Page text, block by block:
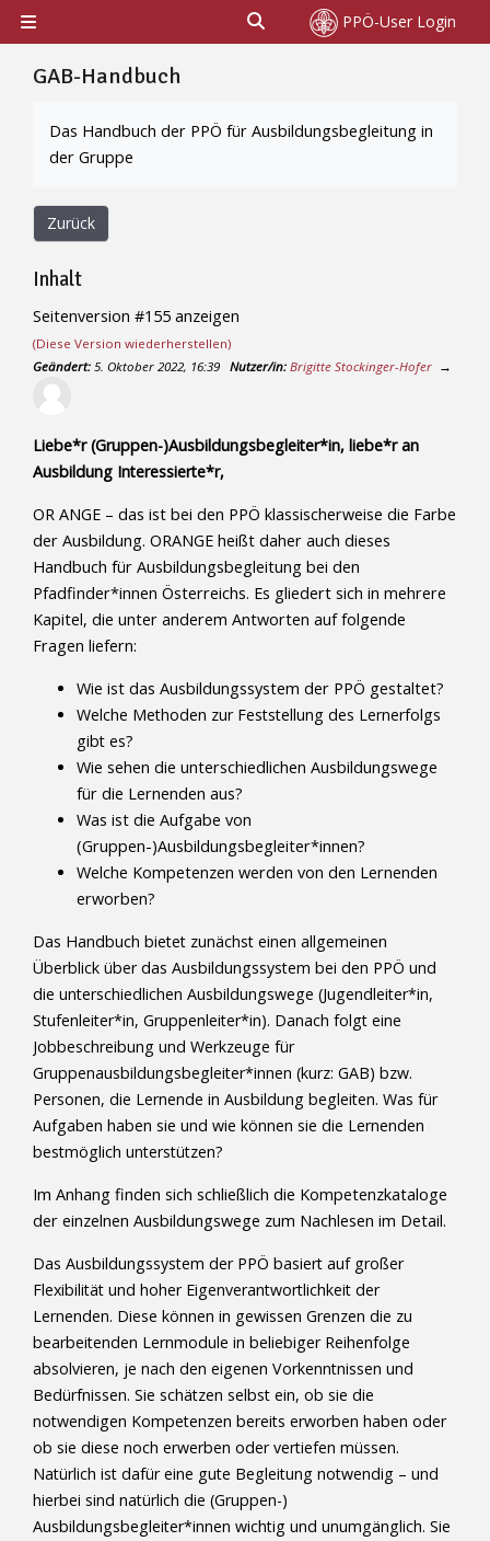
Zum Hauptinhalt
Website-Übersicht
Sucheingabe umschalten
PPÖ-User Login
GAB-Handbuch
Das Handbuch der PPÖ für Ausbildungsbegleitung in
der Gruppe
Zurück
Inhalt
Seitenversion #155 anzeigen
(Diese Version wiederherstellen)
Geändert: 5. Oktober 2022, 16:39 Nutzer/in: Brigitte Stockinger-Hofer →
Liebe*r (Gruppen-)Ausbildungsbegleiter*in, liebe*r an
Ausbildung Interessierte*r,
OR ANGE – das ist bei den PPÖ klassischerweise die Farbe
der Ausbildung. ORANGE heißt daher auch dieses
Handbuch für Ausbildungsbegleitung bei den
Pfadfinder*innen Österreichs. Es gliedert sich in mehrere
Kapitel, die unter anderem Antworten auf folgende
Fragen liefern:
Wie ist das Ausbildungssystem der PPÖ gestaltet?
Welche Methoden zur Feststellung des Lernerfolgs
gibt es?
Wie sehen die unterschiedlichen Ausbildungswege
für die Lernenden aus?
Was ist die Aufgabe von
(Gruppen-)Ausbildungsbegleiter*innen?
Welche Kompetenzen werden von den Lernenden
erworben?
Das Handbuch bietet zunächst einen allgemeinen
Überblick über das Ausbildungssystem bei den PPÖ und
die unterschiedlichen Ausbildungswege (Jugendleiter*in,
Stufenleiter*in, Gruppenleiter*in). Danach folgt eine
Jobbeschreibung und Werkzeuge für
Gruppenausbildungsbegleiter*innen (kurz: GAB) bzw.
Personen, die Lernende in Ausbildung begleiten. Was für
Aufgaben haben sie und wie können sie die Lernenden
bestmöglich unterstützen?
Im Anhang finden sich schließlich die Kompetenzkataloge
der einzelnen Ausbildungswege zum Nachlesen im Detail.
Das Ausbildungssystem der PPÖ basiert auf großer
Flexibilität und hoher Eigenverantwortlichkeit der
Lernenden. Diese können in gewissen Grenzen die zu
bearbeitenden Lernmodule in beliebiger Reihenfolge
absolvieren, je nach den eigenen Vorkenntnissen und
Bedürfnissen. Sie schätzen selbst ein, ob sie die
notwendigen Kompetenzen bereits erworben haben oder
ob sie diese noch erwerben oder vertiefen müssen.
Natürlich ist dafür eine gute Begleitung notwendig – und
hierbei sind natürlich die (Gruppen-)
Ausbildungsbegleiter*innen wichtig und unumgänglich. Sie